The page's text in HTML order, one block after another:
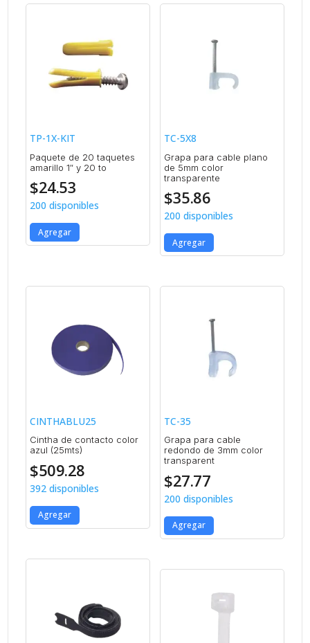
TP-1X-KIT
Paquete de 20 taquetes
amarillo 1″ y 20 to
$24.53
200 disponibles
Agregar
TC-5X8
Grapa para cable plano
de 5mm color
transparente
$35.86
200 disponibles
Agregar
CINTHABLU25
Cintha de contacto color
azul (25mts)
$509.28
392 disponibles
Agregar
TC-35
Grapa para cable
redondo de 3mm color
transparent
$27.77
200 disponibles
Agregar